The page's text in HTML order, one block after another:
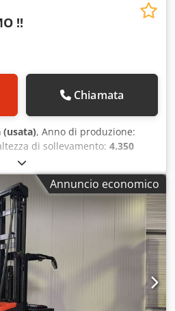
!!
Chiamata
(usata), Anno di produzione:
di sollevamento: 4.350
2.480 mm
di carburante:elettrico, tipo di
+ modello: STILL EK-X 10
Categoria: Demo
mm Altezza abbassata: 2480
4350 mm Portata: 1000 kg
mm Altezza picking: 5350 mm
cabina: 900 mm Anno: 2020
/ 620Ah Dodpfezq Ulajx Appswa
= 980 mm!! 2 x Blue spot
Annuncio economico